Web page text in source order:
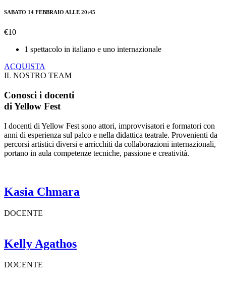
SABATO 14 FEBBRAIO ALLE 20:45
€10
1 spettacolo in italiano e uno internazionale
ACQUISTA
IL NOSTRO TEAM
Conosci i docenti
di Yellow Fest
I docenti di Yellow Fest sono attori, improvvisatori e formatori con
anni di esperienza sul palco e nella didattica teatrale. Provenienti da
percorsi artistici diversi e arricchiti da collaborazioni internazionali,
portano in aula competenze tecniche, passione e creatività.
Kasia Chmara
DOCENTE
Kelly Agathos
DOCENTE